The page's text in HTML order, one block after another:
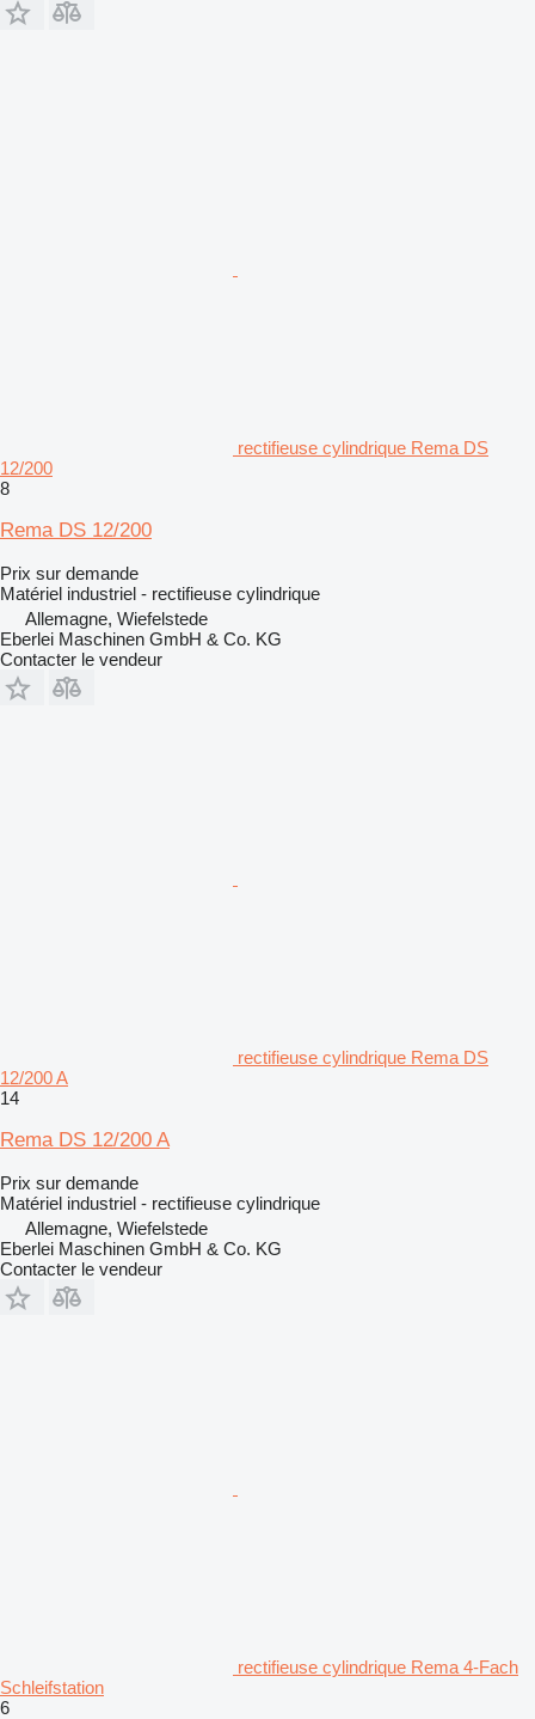
rectifieuse cylindrique Rema DS
12/200
8
Rema DS 12/200
Prix sur demande
Matériel industriel - rectifieuse cylindrique
Allemagne, Wiefelstede
Eberlei Maschinen GmbH & Co. KG
Contacter le vendeur
rectifieuse cylindrique Rema DS
12/200 A
14
Rema DS 12/200 A
Prix sur demande
Matériel industriel - rectifieuse cylindrique
Allemagne, Wiefelstede
Eberlei Maschinen GmbH & Co. KG
Contacter le vendeur
rectifieuse cylindrique Rema 4-Fach
Schleifstation
6